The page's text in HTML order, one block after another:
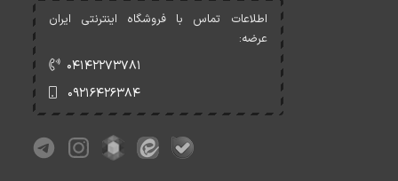
اطلاعات تماس با فروشگاه اینترنتی ایران
عرضه:
۰۴۱۴۲۲۷۳۷۸۱
۰۹۲۱۶۴۲۶۳۸۴